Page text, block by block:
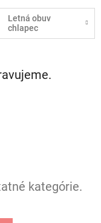
Letná obuv
chlapec
kategórie.